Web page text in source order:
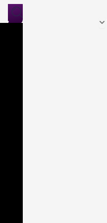
Open محصولات ما
ورود/